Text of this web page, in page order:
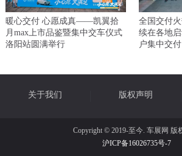
暖心交付 心愿成真——凯翼拾
月max上市品鉴暨集中交车仪式
洛阳站圆满举行
全国交付
续在各地
户集中交付
关于我们 版权声明
Copyright © 2019-至今. 车展网 版
沪ICP备16026735号-7